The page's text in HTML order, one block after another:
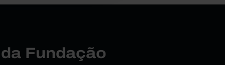
Fundação